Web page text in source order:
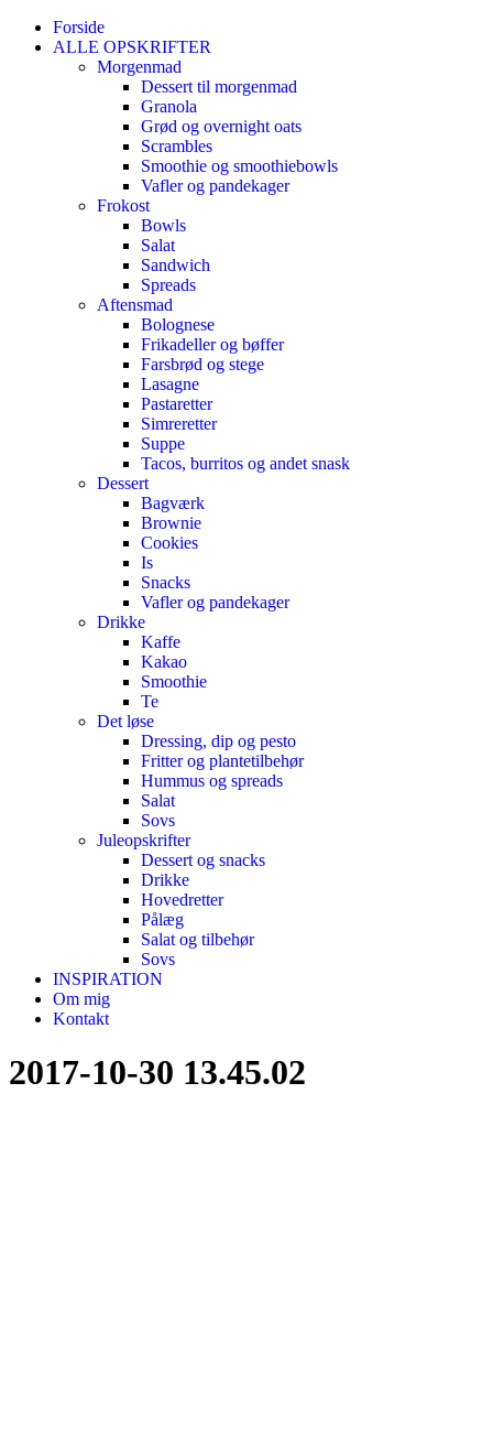
Forside
ALLE OPSKRIFTER
Morgenmad
Dessert til morgenmad
Granola
Grød og overnight oats
Scrambles
Smoothie og smoothiebowls
Vafler og pandekager
Frokost
Bowls
Salat
Sandwich
Spreads
Aftensmad
Bolognese
Frikadeller og bøffer
Farsbrød og stege
Lasagne
Pastaretter
Simreretter
Suppe
Tacos, burritos og andet snask
Dessert
Bagværk
Brownie
Cookies
Is
Snacks
Vafler og pandekager
Drikke
Kaffe
Kakao
Smoothie
Te
Det løse
Dressing, dip og pesto
Fritter og plantetilbehør
Hummus og spreads
Salat
Sovs
Juleopskrifter
Dessert og snacks
Drikke
Hovedretter
Pålæg
Salat og tilbehør
Sovs
INSPIRATION
Om mig
Kontakt
2017-10-30 13.45.02